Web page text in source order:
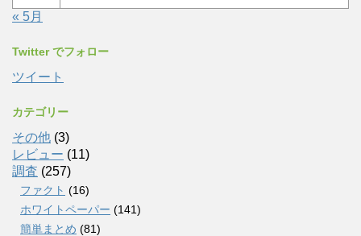
« 5月
Twitter でフォロー
ツイート
カテゴリー
その他 (3)
レビュー (11)
調査 (257)
ファクト (16)
ホワイトペーパー (141)
簡単まとめ (81)